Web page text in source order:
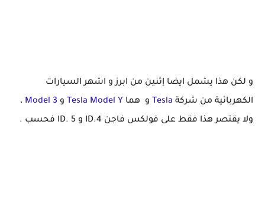
و لكن هذا يشمل ايضا إثنين من ابرز و اشهر السيارات
الكهربائية من شركة Tesla و هما و Model 3 ،
ولا يقتصر هذا فقط على فولكس فاجن ID.4 و ID. 5 فحسب .